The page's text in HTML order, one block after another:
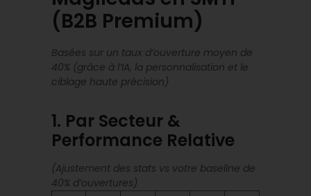
(B2B Premium)
Basées sur un taux d’ouverture moyen de
40% (grâce à l’IA, la personnalisation et le
ciblage haute précision)
1. Par Secteur &
Performance Relative
(Ajustement des stats vs votre baseline de
40% d’ouvertures)